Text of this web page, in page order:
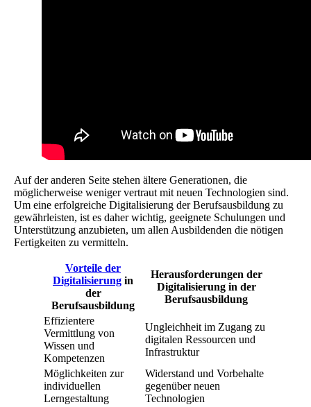
Auf der anderen Seite stehen ältere Generationen, die
möglicherweise weniger vertraut mit neuen Technologien sind.
Um eine erfolgreiche Digitalisierung der Berufsausbildung zu
gewährleisten, ist es daher wichtig, geeignete Schulungen und
Unterstützung anzubieten, um allen Ausbildenden die nötigen
Fertigkeiten zu vermitteln.
Vorteile der
Digitalisierung in
der
Berufsausbildung
Herausforderungen der
Digitalisierung in der
Berufsausbildung
Effizientere
Vermittlung von
Wissen und
Kompetenzen
Ungleichheit im Zugang zu
digitalen Ressourcen und
Infrastruktur
Möglichkeiten zur
individuellen
Lerngestaltung
Widerstand und Vorbehalte
gegenüber neuen
Technologien